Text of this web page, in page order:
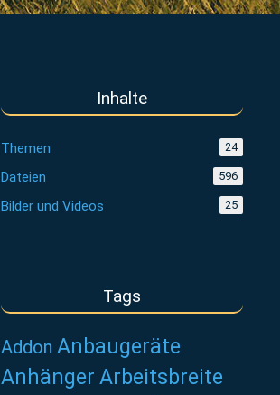
Inhalte
Themen 24
Dateien 596
Bilder und Videos 25
Tags
Addon Anbaugeräte
Anhänger Arbeitsbreite